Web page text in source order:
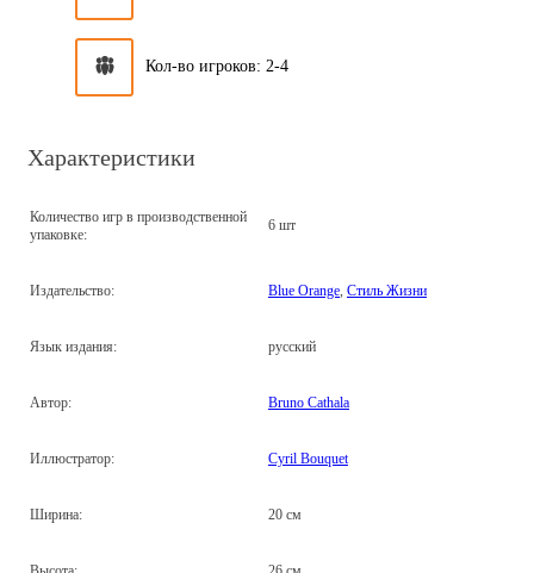
Кол-во игроков: 2-4
Характеристики
Количество игр в производственной
упаковке:
6 шт
Издательство: Blue Orange Стиль Жизни
Язык издания: русский
Автор: Bruno Cathala
Иллюстратор: Cyril Bouquet
Ширина: 20 см